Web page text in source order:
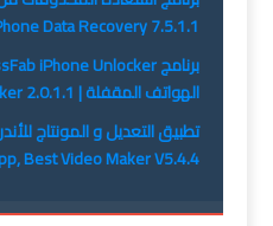
Data Recovery 7.5.1.1
الهواتف المقفلة | PassFab Android Unlocker 2.0.1.1
Best Video Maker V5.4.4